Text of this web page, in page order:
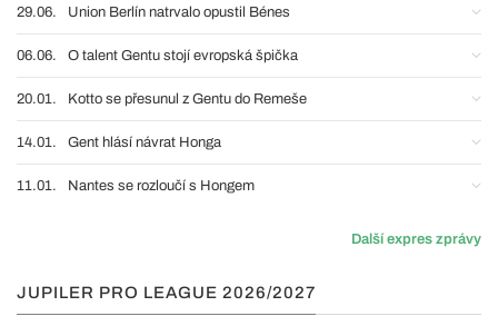
29.06. Union Berlín natrvalo opustil Bénes
06.06. O talent Gentu stojí evropská špička
20.01. Kotto se přesunul z Gentu do Remeše
14.01. Gent hlásí návrat Honga
11.01. Nantes se rozloučí s Hongem
Další expres zprávy
JUPILER PRO LEAGUE 2026/2027